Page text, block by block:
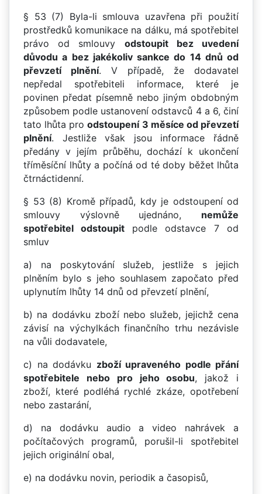
§ 53 (7) Byla-li smlouva uzavřena při použití
prostředků komunikace na dálku, má spotřebitel
právo od smlouvy odstoupit bez uvedení
důvodu a bez jakékoliv sankce do 14 dnů od
převzetí plnění. V případě, že dodavatel
nepředal spotřebiteli informace, které je
povinen předat písemně nebo jiným obdobným
způsobem podle ustanovení odstavců 4 a 6, činí
tato lhůta proodstoupení 3 měsíce od převzetí
plnění. Jestliže však jsou informace řádně
předány v jejím průběhu, dochází k ukončení
tříměsíční lhůty a počíná od té doby běžet lhůta
čtrnáctidenní.
§ 53 (8) Kromě případů, kdy je odstoupení od
smlouvy výslovně ujednáno, nemůže
spotřebitel odstoupit podle odstavce 7 od
smluv
a) na poskytování služeb, jestliže s jejich
plněním bylo s jeho souhlasem započato před
uplynutím lhůty 14 dnů od převzetí plnění,
b) na dodávku zboží nebo služeb, jejichž cena
závisí na výchylkách finančního trhu nezávisle
na vůli dodavatele,
c) na dodávku zboží upraveného podle přání
spotřebitele nebo pro jeho osobu, jakož i
zboží, které podléhá rychlé zkáze, opotřebení
nebo zastarání,
d) na dodávku audio a video nahrávek a
počítačových programů, porušil-li spotřebitel
jejich originální obal,
e) na dodávku novin, periodik a časopisů,